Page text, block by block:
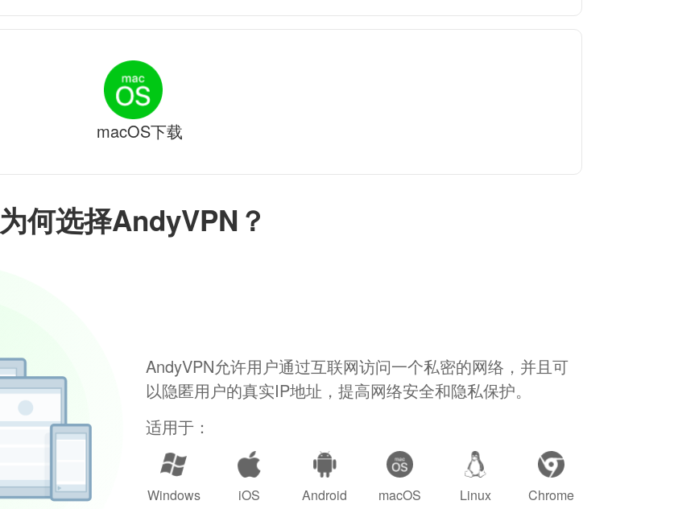
为何选择AndyVPN？
AndyVPN允许用户通过互联网访问一个私密的网络，并且可
以隐匿用户的真实IP地址，提高网络安全和隐私保护。
适用于：
Windows iOS Android macOS Linux Chrome
macOS下载